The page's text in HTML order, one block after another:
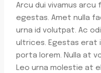
Arcu dui vivamus
egestas. Amet nulla
urna id volutpat. Ac
ultrices. Egestas erat
porta lorem. Nulla at
Leo urna molestie at